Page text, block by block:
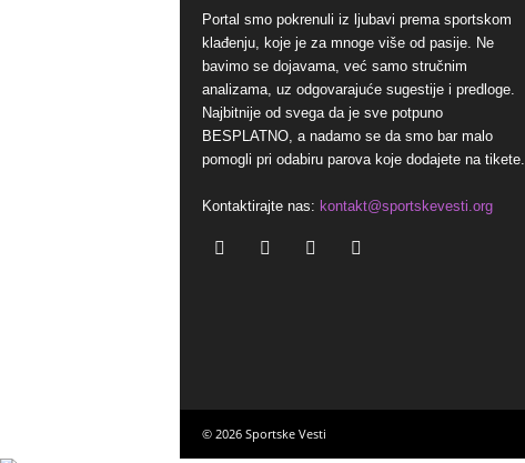
Portal smo pokrenuli iz ljubavi prema sportskom
klađenju, koje je za mnoge više od pasije. Ne
bavimo se dojavama, već samo stručnim
analizama, uz odgovarajuće sugestije i predloge.
Najbitnije od svega da je sve potpuno
BESPLATNO, a nadamo se da smo bar malo
pomogli pri odabiru parova koje dodajete na tikete.
Kontaktirajte nas: kontakt@sportskevesti.org
© 2026 Sportske Vesti